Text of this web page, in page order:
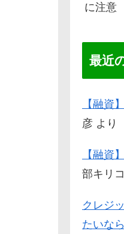
に注意
最近
【融資
彦 より
【融資
部キリコ
クレジ
たいな